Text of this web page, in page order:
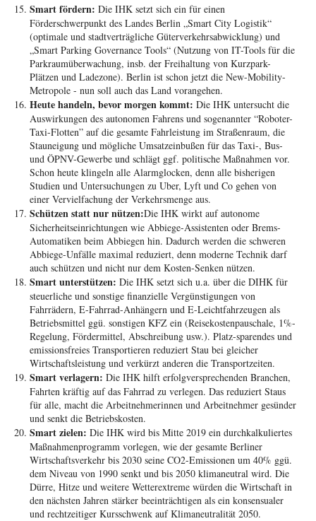
Smart fördern:Die IHK setzt sich ein für einen
Förderschwerpunkt des Landes Berlin „Smart City Logistik“
(optimale und stadtverträgliche Güterverkehrsabwicklung) und
„Smart Parking Governance Tools“ (Nutzung von IT-Tools für die
Parkraumüberwachung, insb. der Freihaltung von Kurzpark-
Plätzen und Ladezone). Berlin ist schon jetzt die New-Mobility-
Metropole - nun soll auch das Land vorangehen.
Heute handeln, bevor morgen kommt:Die IHK untersucht die
Auswirkungen des autonomen Fahrens und sogenannter “Roboter-
Taxi-Flotten” auf die gesamte Fahrleistung im Straßenraum, die
Stauneigung und mögliche Umsatzeinbußen für das Taxi-, Bus-
und ÖPNV-Gewerbe und schlägt ggf. politische Maßnahmen vor.
Schon heute klingeln alle Alarmglocken, denn alle bisherigen
Studien und Untersuchungen zu Uber, Lyft und Co gehen von
einer Vervielfachung der Verkehrsmenge aus.
Schützen statt nur nützen:Die IHK wirkt auf autonome
Sicherheitseinrichtungen wie Abbiege-Assistenten oder Brems-
Automatiken beim Abbiegen hin. Dadurch werden die schweren
Abbiege-Unfälle maximal reduziert, denn moderne Technik darf
auch schützen und nicht nur dem Kosten-Senken nützen.
Smart unterstützen:Die IHK setzt sich u.a. über die DIHK für
steuerliche und sonstige finanzielle Vergünstigungen von
Fahrrädern, E-Fahrrad-Anhängern und E-Leichtfahrzeugen als
Betriebsmittel ggü. sonstigen KFZ ein (Reisekostenpauschale, 1%-
Regelung, Fördermittel, Abschreibung usw.). Platz-sparendes und
emissionsfreies Transportieren reduziert Stau bei gleicher
Wirtschaftsleistung und verkürzt anderen die Transportzeiten.
Smart verlagern:Die IHK hilft erfolgversprechenden Branchen,
Fahrten kräftig auf das Fahrrad zu verlegen. Das reduziert Staus
für alle, macht die Arbeitnehmerinnen und Arbeitnehmer gesünder
und senkt die Betriebskosten.
Smart zielen:Die IHK wird bis Mitte 2019 ein durchkalkuliertes
Maßnahmenprogramm vorlegen, wie der gesamte Berliner
Wirtschaftsverkehr bis 2030 seine CO2-Emissionen um 40% ggü.
dem Niveau von 1990 senkt und bis 2050 klimaneutral wird. Die
Dürre, Hitze und weitere Wetterextreme würden die Wirtschaft in
den nächsten Jahren stärker beeinträchtigen als ein konsensualer
und rechtzeitiger Kursschwenk auf Klimaneutralität 2050.